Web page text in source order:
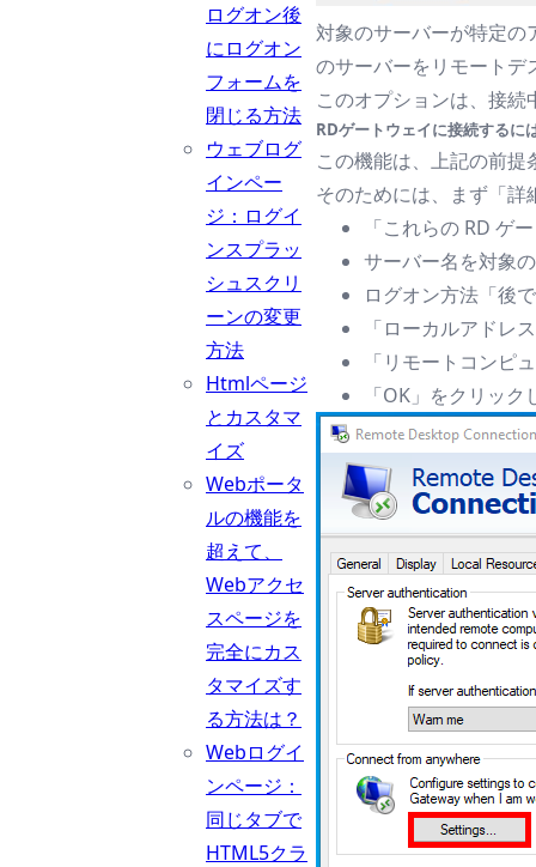
ログオン後
にログオン
フォームを
閉じる方法
ウェブログ
インペー
ジ：ログイ
ンスプラッ
シュスクリ
ーンの変更
方法
Htmlページ
とカスタマ
イズ
Webポータ
ルの機能を
超えて、
Webアクセ
スページを
完全にカス
タマイズす
る方法は？
Webログイ
ンページ：
同じタブで
HTML5クラ
対象のサーバーが特定の
のサーバーをリモートデ
このオプションは、接
RDゲートウェイに接続する
この機能は、上記の前
そのためには、まず「
「これらの RD ゲ
サーバー名を対象
ログオン方法「後
「ローカルアドレ
「リモートコンピ
「OK」をクリッ